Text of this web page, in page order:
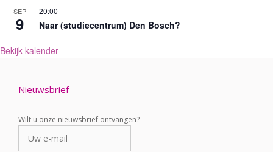
SEP
9
20:00
Naar (studiecentrum) Den Bosch?
Bekijk kalender
Nieuwsbrief
Wilt u onze nieuwsbrief ontvangen?